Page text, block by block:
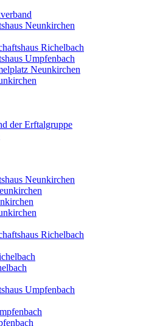
Neunkirchen
Richelbach
Umpfenbach
Neunkirchen
der Erftalgruppe
Neunkirchen
Richelbach
Umpfenbach